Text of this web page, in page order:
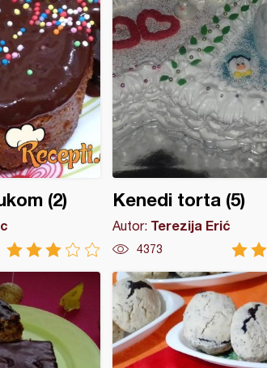
(2) Kenedi torta (5)
Autor: Terezija Erić
4373